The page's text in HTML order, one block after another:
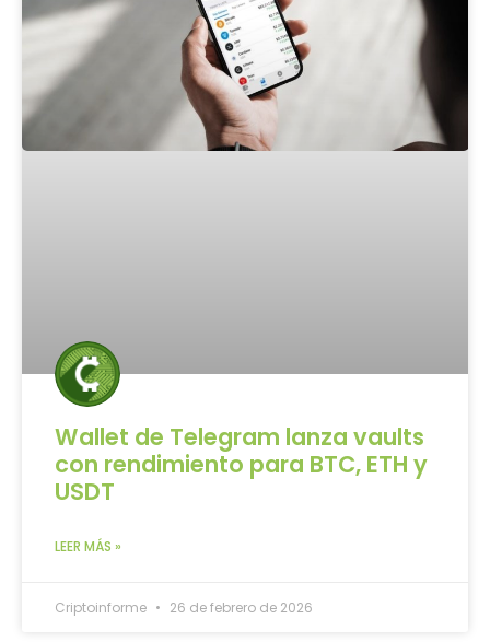
Wallet de Telegram lanza vaults
con rendimiento para BTC, ETH y
USDT
LEER MÁS »
Criptoinforme 26 de febrero de 2026